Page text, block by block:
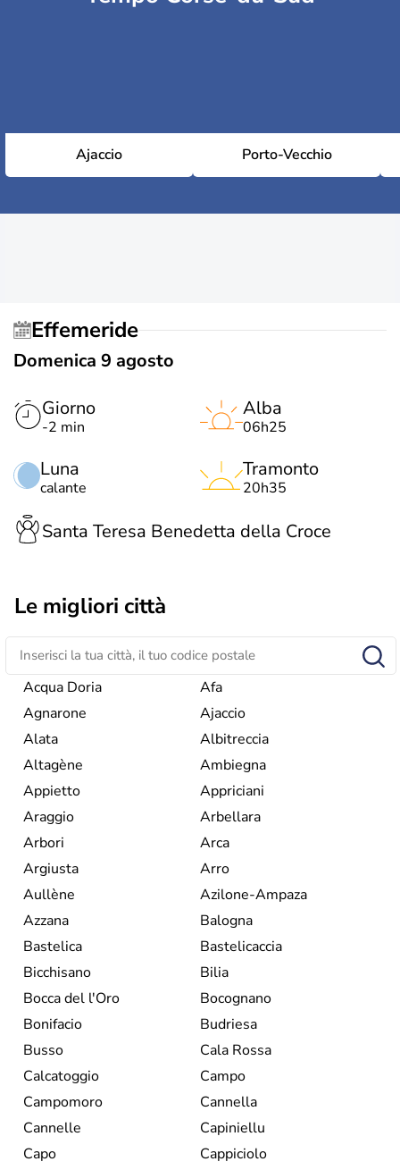
Ajaccio Porto-Vecchio
Effemeride
Domenica 9 agosto
Giorno
-2 min
Luna
calante
Alba
06h25
Tramonto
20h35
Santa Teresa Benedetta della Croce
Le migliori città
Acqua Doria
Afa
Agnarone
Ajaccio
Alata
Albitreccia
Altagène
Ambiegna
Appietto
Appriciani
Araggio
Arbellara
Arbori
Arca
Argiusta
Arro
Aullène
Azilone-Ampaza
Azzana
Balogna
Bastelica
Bastelicaccia
Bicchisano
Bilia
Bocca del l'Oro
Bocognano
Bonifacio
Budriesa
Busso
Cala Rossa
Calcatoggio
Campo
Campomoro
Cannella
Cannelle
Capiniellu
Capo
Cappiciolo